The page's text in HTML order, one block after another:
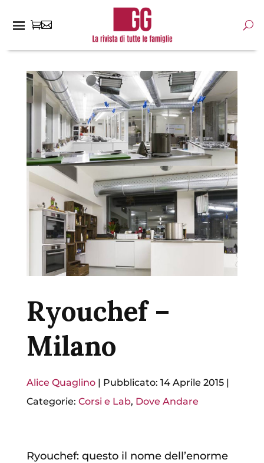
Ryouchef –
Milano
Alice Quaglino| Pubblicato: 14 Aprile 2015|
Categorie: Corsi e Lab, Dove Andare
Ryouchef: questo il nome dell’enorme